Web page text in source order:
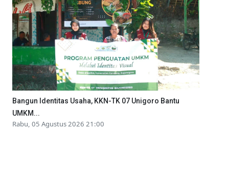
Bangun Identitas Usaha, KKN-TK 07 Unigoro Bantu
UMKM...
Rabu, 05 Agustus 2026 21:00